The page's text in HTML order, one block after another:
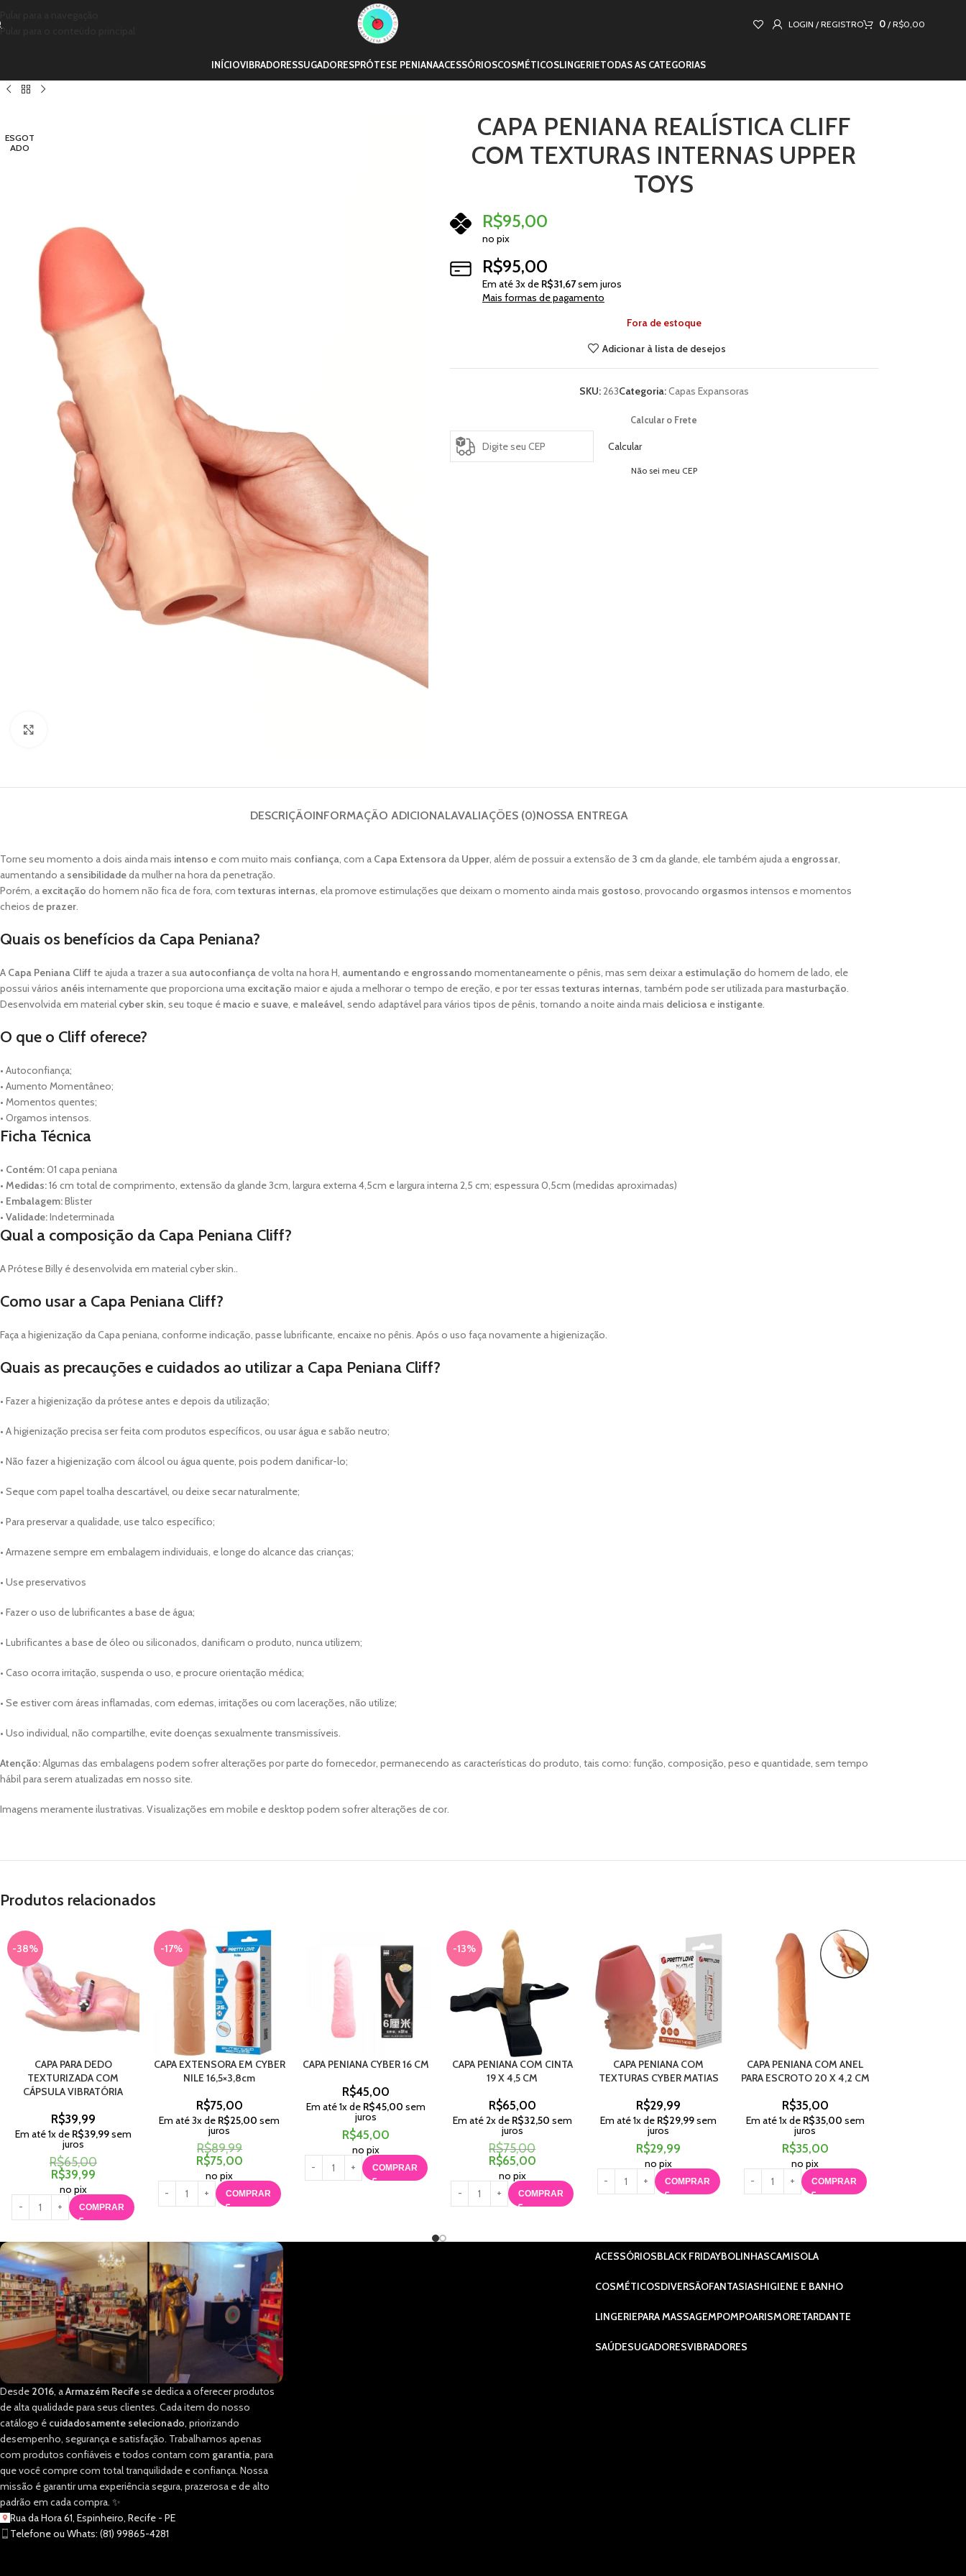
Pular para o conteúdo principal
LOGIN / REGISTRO 0 / R$0,00
INÍCIOVIBRADORESSUGADORESPRÓTESE PENIANAACESSÓRIOSCOSMÉTICOSLINGERIETODAS AS CATEGORIAS
ESGOT
ADO
CAPA PENIANA REALÍSTICA CLIFF
COM TEXTURAS INTERNAS UPPER
TOYS
R$95,00
no pix
R$95,00
Em até3x de R$31,67sem juros
Mais formas de pagamento
Fora de estoque
Adicionar à lista de desejos
SKU:263Categoria:Capas Expansoras
Calcular o Frete
Calcular
Não sei meu CEP
DESCRIÇÃOINFORMAÇÃO ADICIONALAVALIAÇÕES (0)NOSSA ENTREGA
Torne seu momento a dois ainda mais intenso e com muito mais confiança, com a Capa Extensorada Upper, além de possuir a extensão de 3 cmda glande, ele também ajuda a engrossar,
aumentando a sensibilidadeda mulher na hora da penetração.
Porém, a excitação do homem não fica de fora, com texturas internas, ela promove estimulações que deixam o momento ainda mais gostoso, provocando orgasmos intensos e momentos
cheios de prazer.
Quais os benefícios da Capa Peniana?
A Capa Peniana Cliff te ajuda a trazer a sua autoconfiançade volta na hora H, aumentando e engrossando momentaneamente o pênis, mas sem deixar a estimulação do homem de lado, ele
possui vários anéis internamente que proporciona uma excitação maior e ajuda a melhorar o tempo de ereção, e por ter essas texturas internas, também pode ser utilizada para masturbação.
Desenvolvida em material cyber skin, seu toque é macio e suave, e maleável, sendo adaptável para vários tipos de pênis, tornando a noite ainda mais deliciosa e instigante.
O que o Cliff oferece?
• Autoconfiança;
• Aumento Momentâneo;
• Momentos quentes;
• Orgamos intensos.
Ficha Técnica
• Contém:01 capa peniana
• Medidas:16 cm total de comprimento, extensão da glande 3cm, largura externa 4,5cm e largura interna 2,5 cm; espessura 0,5cm (medidas aproximadas)
• Embalagem:Blister
• Validade:Indeterminada
Qual a composição da Capa Peniana Cliff?
A Prótese Billy é desenvolvida em material cyber skin..
Como usar a Capa Peniana Cliff?
Faça a higienização da Capa peniana, conforme indicação, passe lubrificante, encaixe no pênis. Após o uso faça novamente a higienização.
Quais as precauções e cuidados ao utilizar a Capa Peniana Cliff?
• Fazer a higienização da prótese antes e depois da utilização;
• A higienização precisa ser feita com produtos específicos, ou usar água e sabão neutro;
• Não fazer a higienização com álcool ou água quente, pois podem danificar-lo;
• Seque com papel toalha descartável, ou deixe secar naturalmente;
• Para preservar a qualidade, use talco específico;
• Armazene sempre em embalagem individuais, e longe do alcance das crianças;
• Use preservativos
• Fazer o uso de lubrificantes a base de água;
• Lubrificantes a base de óleo ou siliconados, danificam o produto, nunca utilizem;
• Caso ocorra irritação, suspenda o uso, e procure orientação médica;
• Se estiver com áreas inflamadas, com edemas, irritações ou com lacerações, não utilize;
• Uso individual, não compartilhe, evite doenças sexualmente transmissíveis.
Atenção:Algumas das embalagens podem sofrer alterações por parte do fornecedor, permanecendo as características do produto, tais como: função, composição, peso e quantidade, sem tempo
hábil para serem atualizadas em nosso site.
Imagens meramente ilustrativas. Visualizações em mobile e desktop podem sofrer alterações de cor.
Produtos relacionados
-38%
CAPA PARA DEDO
TEXTURIZADA COM
CÁPSULA VIBRATÓRIA
R$39,99
Em até1x de R$39,99sem
juros
R$65,00
R$39,99
no pix
COMPRAR
-17%
CAPA EXTENSORA EM CYBER
NILE 16,5×3,8cm
R$75,00
Em até3x de R$25,00 sem
juros
R$89,99
R$75,00
no pix
COMPRAR
CAPA PENIANA CYBER 16 CM
R$45,00
Em até1x de R$45,00 sem
juros
R$45,00
no pix
COMPRAR
-13%
CAPA PENIANA COM CINTA
19 X 4,5 CM
R$65,00
Em até2x de R$32,50 sem
juros
R$75,00
R$65,00
no pix
COMPRAR
CAPA PENIANA COM
TEXTURAS CYBER MATIAS
R$29,99
Em até1x de R$29,99sem
juros
R$29,99
no pix
COMPRAR
CAPA PENIANA COM ANEL
PARA ESCROTO 20 X 4,2 CM
R$35,00
Em até1x de R$35,00 sem
juros
R$35,00
no pix
COMPRAR
Desde 2016, aArmazém Recifese dedica a oferecer produtos
de alta qualidade para seus clientes. Cada item do nosso
catálogo é cuidadosamente selecionado, priorizando
desempenho, segurança e satisfação. Trabalhamos apenas
com produtos confiáveis e todos contam com garantia, para
que você compre com total tranquilidade e confiança. Nossa
missão é garantir uma experiência segura, prazerosa e de alto
padrão em cada compra. ✨
Rua da Hora 61, Espinheiro, Recife - PE
Telefone ou Whats: (81) 99865-4281
ACESSÓRIOSBLACK FRIDAYBOLINHASCAMISOLA
COSMÉTICOSDIVERSÃOFANTASIASHIGIENE E BANHO
LINGERIEPARA MASSAGEMPOMPOARISMORETARDANTE
SAÚDESUGADORESVIBRADORES